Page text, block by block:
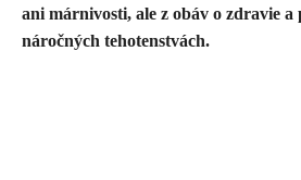
ani márnivosti, ale z obáv o zdravie a
náročných tehotenstvách.